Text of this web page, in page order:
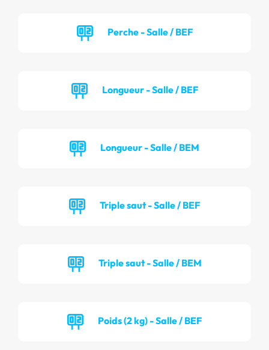
Perche - Salle / BEF
Longueur - Salle / BEF
Longueur - Salle / BEM
Triple saut - Salle / BEF
Triple saut - Salle / BEM
Poids (2 kg) - Salle / BEF